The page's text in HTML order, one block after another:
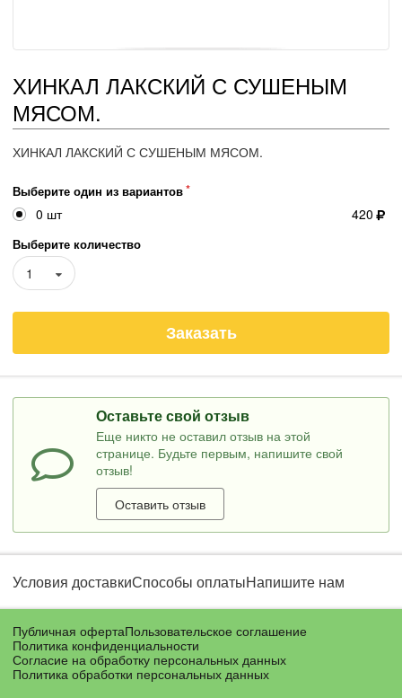
ХИНКАЛ ЛАКСКИЙ С СУШЕНЫМ
МЯСОМ.
ХИНКАЛ ЛАКСКИЙ С СУШЕНЫМ МЯСОМ.
Выберите один из вариантов
0 шт 420
Выберите количество
1
Заказать
Оставьте свой отзыв
Еще никто не оставил отзыв на этой
странице. Будьте первым, напишите свой
отзыв!
Оставить отзыв
Условия доставкиСпособы оплатыНапишите нам
Публичная офертаПользовательское соглашение
Политика конфиденциальности
Согласие на обработку персональных данных
Политика обработки персональных данных